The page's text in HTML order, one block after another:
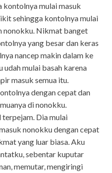
kontolnya mulai masuk
sehingga kontolnya mulai
nonokku. Nikmat banget
yang besar dan keras
nancep makin dalam ke
mulai basah karena
masuk semua itu.
dengan cepat dan
di nonokku.
terpejam. Dia mulai
nonokku dengan cepat
yang luar biasa. Aku
sebentar kuputar
memutar, mengiringi